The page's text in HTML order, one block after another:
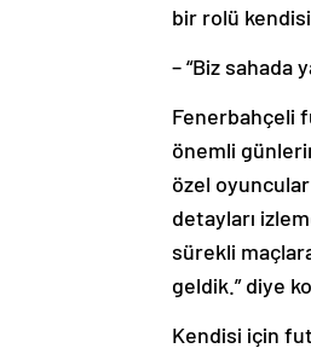
bir rolü
– “Biz sahada
Fenerbahçeli
önemli
özel oyuncular
detayları
sürekli
geldik.” diye
Kendisi için